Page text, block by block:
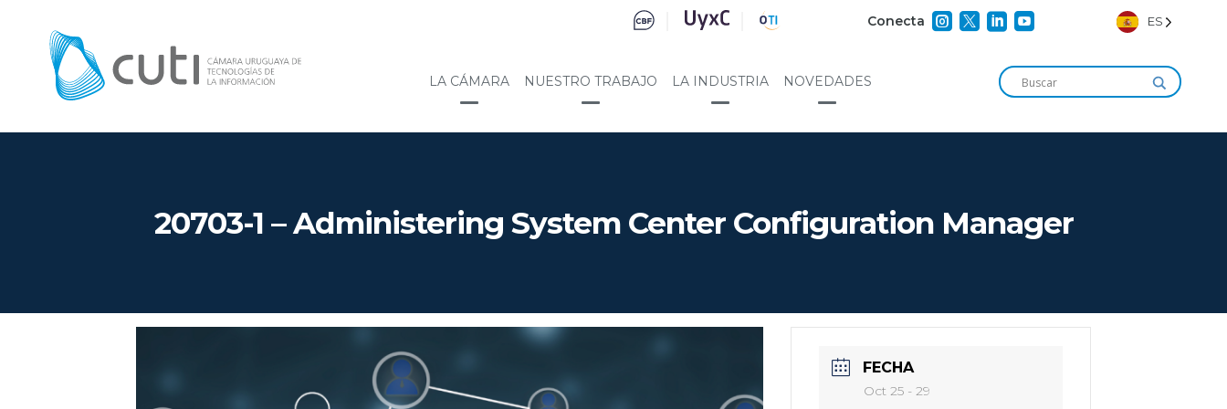
Conecta     ES
LA CÁMARA NUESTRO TRABAJO LA INDUSTRIA NOVEDADES
20703-1 – Administering System Center Configuration Manager
FECHA
Oct 25 - 29